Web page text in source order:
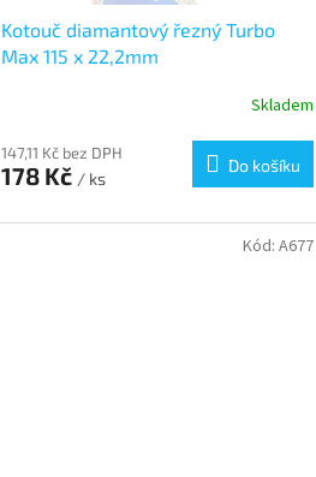
Kotouč diamantový řezný Turbo
Max 115 x 22,2mm
Skladem
147,11 Kč bez DPH
178 Kč / ks
Do košíku
Kód: A677